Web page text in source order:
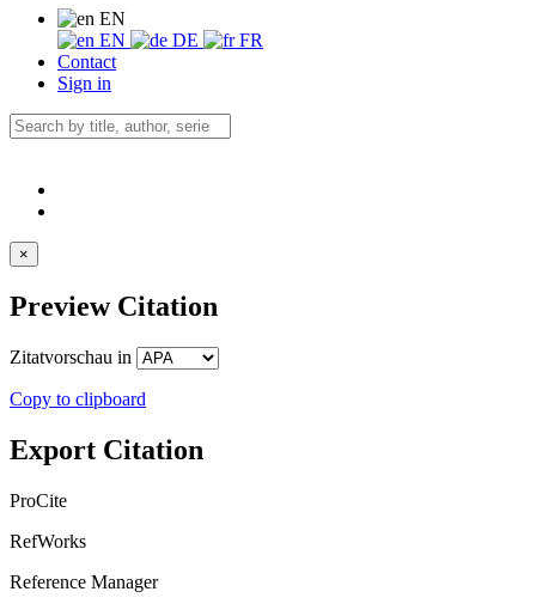
EN
EN
DE
FR
Contact
Sign in
×
Preview Citation
Zitatvorschau in
Copy to clipboard
Export Citation
ProCite
RefWorks
Reference Manager